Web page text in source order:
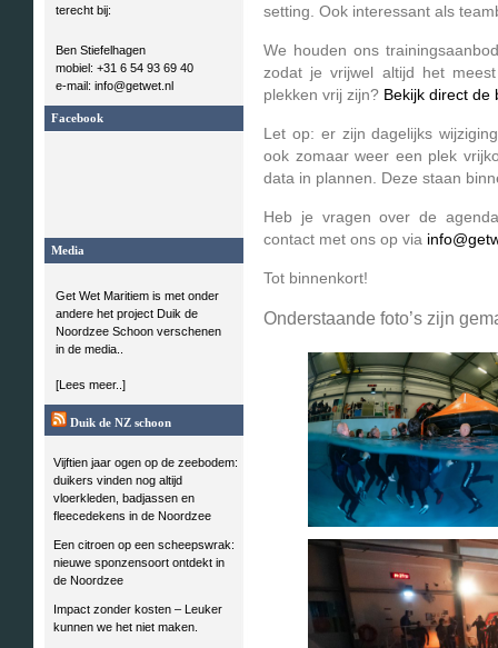
terecht bij:
Ben Stiefelhagen
mobiel: +31 6 54 93 69 40
e-mail: info@getwet.nl
Facebook
Media
Get Wet Maritiem is met onder
andere het project Duik de
Noordzee Schoon verschenen
in de media..
[Lees meer..]
Duik de NZ schoon
Vijftien jaar ogen op de zeebodem:
duikers vinden nog altijd
vloerkleden, badjassen en
fleecedekens in de Noordzee
Een citroen op een scheepswrak:
nieuwe sponzensoort ontdekt in
de Noordzee
Impact zonder kosten – Leuker
kunnen we het niet maken.
setting. Ook interessant als
We houden ons
zodat je vrijwel altijd het
plekken vrij zijn? Bekijk direct de
Let op: er zijn dagelijks
ook zomaar weer een plek
data in plannen. Deze staan
Heb je vragen over de
contact met ons op via
Tot binnenkort!
Onderstaande foto’s zijn